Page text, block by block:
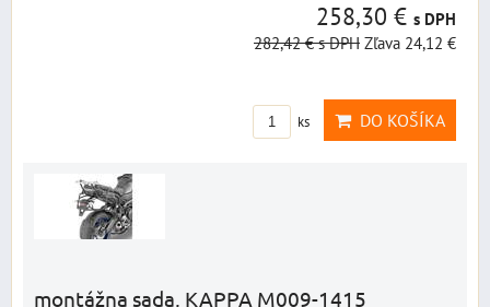
258,30 € s DPH
282,42 €s DPH Zľava 24,12 €
ks DO KOŠÍKA
montážna sada, KAPPA M009-1415